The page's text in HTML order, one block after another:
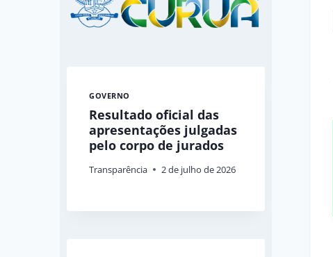
GOVERNO
Resultado oficial das
apresentações julgadas
pelo corpo de jurados
Transparência 2 de julho de 2026